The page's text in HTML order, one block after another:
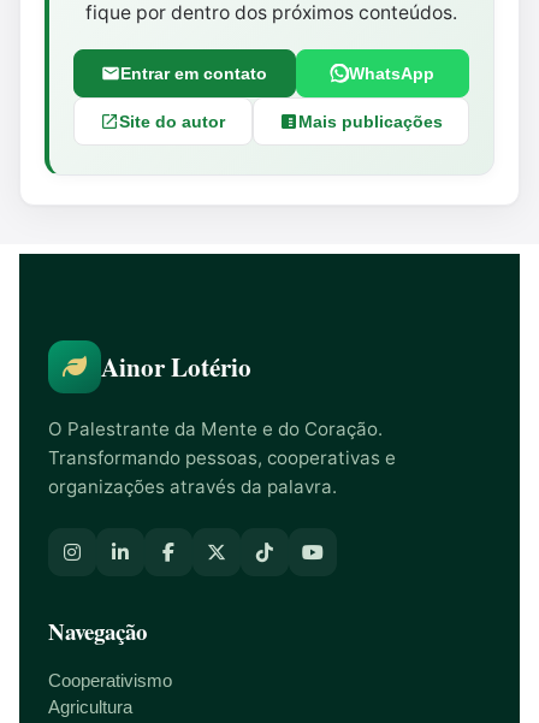
fique por dentro dos próximos conteúdos.
Entrar em contato WhatsApp
Site do autor Mais publicações
Ainor Lotério
O Palestrante da Mente e do Coração.
Transformando pessoas, cooperativas e
organizações através da palavra.
Navegação
Cooperativismo
Agricultura